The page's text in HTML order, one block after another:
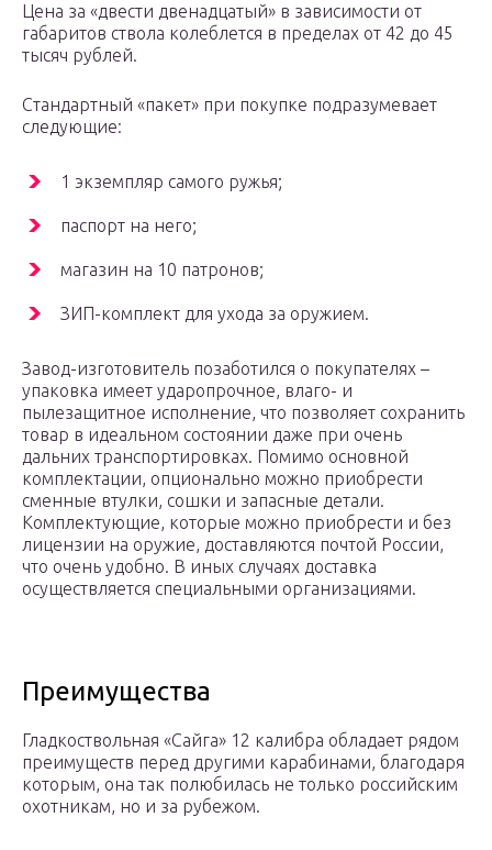
Цена за «двести двенадцатый» в зависимости от
габаритов ствола колеблется в пределах от 42 до 45
тысяч рублей.
Стандартный «пакет» при покупке подразумевает
следующие:
1 экземпляр самого ружья;
паспорт на него;
магазин на 10 патронов;
ЗИП-комплект для ухода за оружием.
Завод-изготовитель позаботился о покупателях –
упаковка имеет ударопрочное, влаго- и
пылезащитное исполнение, что позволяет сохранить
товар в идеальном состоянии даже при очень
дальних транспортировках. Помимо основной
комплектации, опционально можно приобрести
сменные втулки, сошки и запасные детали.
Комплектующие, которые можно приобрести и без
лицензии на оружие, доставляются почтой России,
что очень удобно. В иных случаях доставка
осуществляется специальными организациями.
Преимущества
Гладкоствольная «Сайга» 12 калибра обладает рядом
преимуществ перед другими карабинами, благодаря
которым, она так полюбилась не только российским
охотникам, но и за рубежом.